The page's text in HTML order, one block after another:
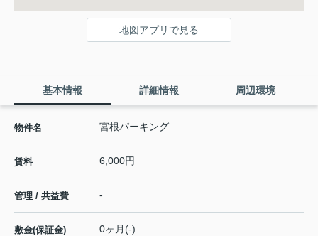
地図アプリで見る
基本情報 詳細情報 周辺環境
物件名 宮根パーキング
賃料 6,000円
管理 / 共益費 -
敷金(保証金) 0ヶ月(-)